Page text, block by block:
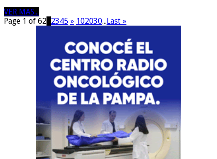
VER MAS...
Page 1 of 62 2345 » 102030...Last »